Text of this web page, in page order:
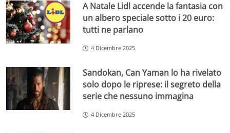
A Natale Lidl accende la fantasia con
un albero speciale sotto i 20 euro:
tutti ne parlano
4 Dicembre 2025
Sandokan, Can Yaman lo ha rivelato
solo dopo le riprese: il segreto della
serie che nessuno immagina
4 Dicembre 2025